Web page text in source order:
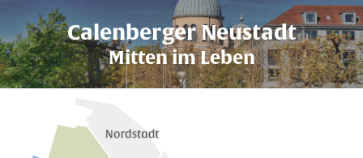
Calenberger Neustadt
Mitten im Leben